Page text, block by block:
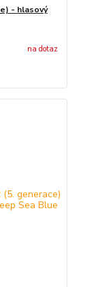
- hlasový
na dotaz